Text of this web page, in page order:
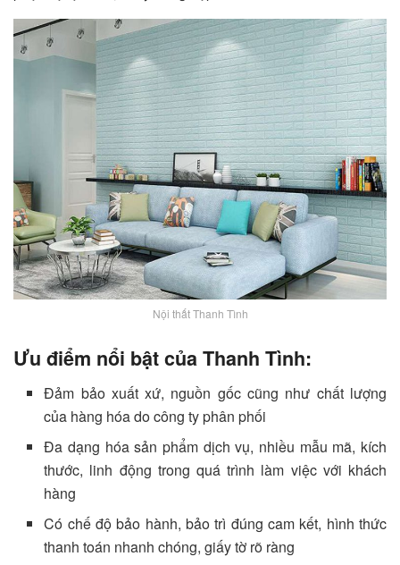
Nội thất Thanh Tình
Ưu điểm nổi bật của Thanh Tình:
Đảm bảo xuất xứ, nguồn gốc cũng như chất lượng
của hàng hóa do công ty phân phối
Đa dạng hóa sản phẩm dịch vụ, nhiều mẫu mã, kích
thước, linh động trong quá trình làm việc với khách
hàng
Có chế độ bảo hành, bảo trì đúng cam kết, hình thức
thanh toán nhanh chóng, giấy tờ rõ ràng